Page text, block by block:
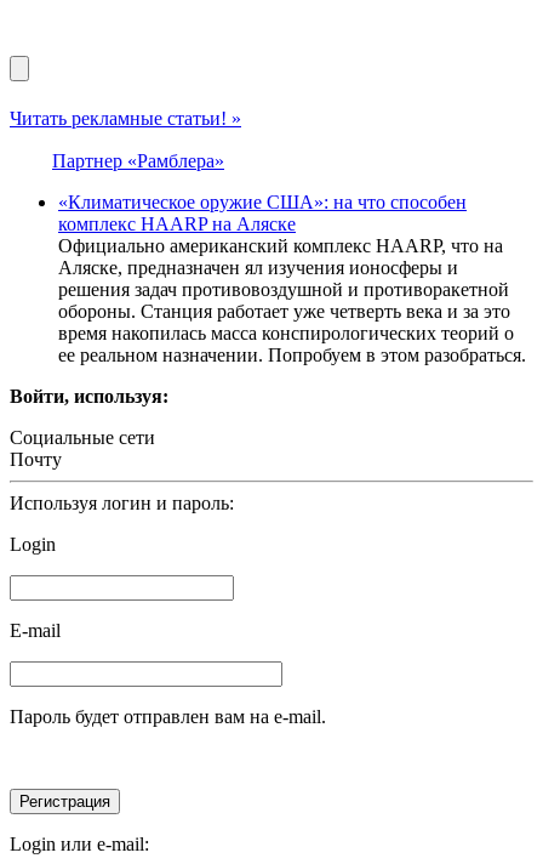
Читать рекламные статьи! »
Партнер «Рамблера»
«Климатическое оружие США»: на что способен
комплекс HAARP на Аляске
Официально американский комплекс HAARP, что на
Аляске, предназначен ял изучения ионосферы и
решения задач противовоздушной и противоракетной
обороны. Станция работает уже четверть века и за это
время накопилась масса конспирологических теорий о
ее реальном назначении. Попробуем в этом разобраться.
Войти, используя:
Социальные сети
Почту
Используя логин и пароль:
Login
E-mail
Пароль будет отправлен вам на e-mail.
Login или e-mail: